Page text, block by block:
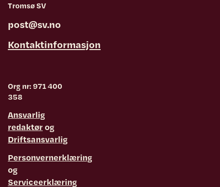
Tromsø SV
post@sv.no
Kontaktinformasjon
Org nr: 971 400
358
Ansvarlig
redaktørog
Driftsansvarlig
Personvernerklæring
og
Serviceerklæring